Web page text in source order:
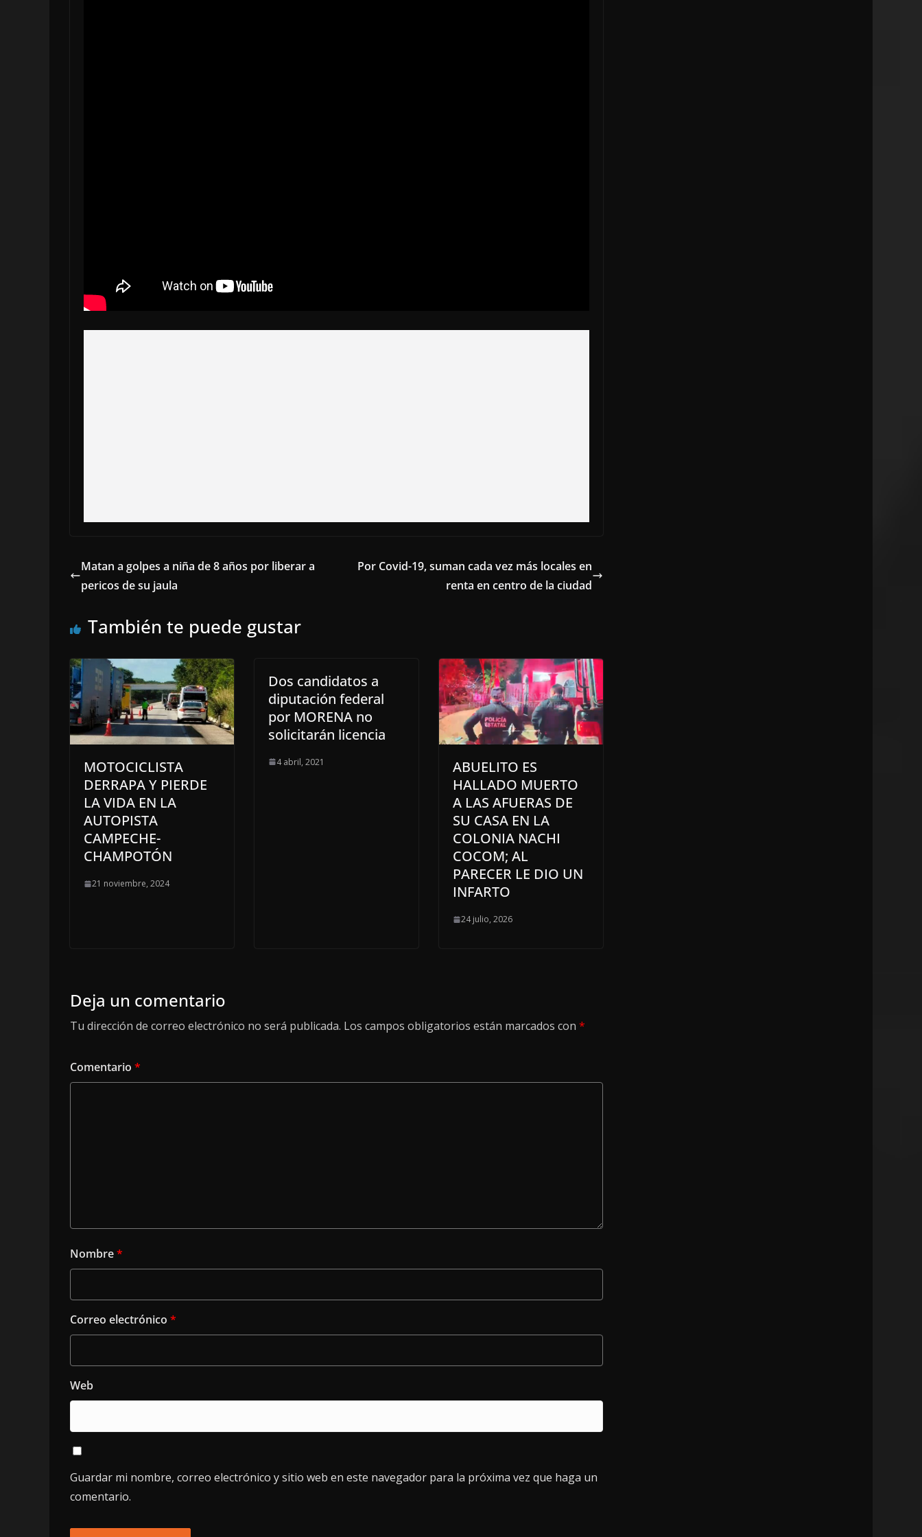
Matan a golpes a niña de 8 años por liberar a
pericos de su jaula
Por Covid-19, suman cada vez más locales en
renta en centro de la ciudad
También te puede gustar
MOTOCICLISTA
DERRAPA Y PIERDE
LA VIDA EN LA
AUTOPISTA
CAMPECHE-
CHAMPOTÓN
21 noviembre, 2024
Dos candidatos a
diputación federal
por MORENA no
solicitarán licencia
4 abril, 2021
ABUELITO ES
HALLADO MUERTO
A LAS AFUERAS DE
SU CASA EN LA
COLONIA NACHI
COCOM; AL
PARECER LE DIO UN
INFARTO
24 julio, 2026
Deja un comentario
Tu dirección de correo electrónico no será publicada. Los campos obligatorios están marcados con *
Comentario *
Nombre*
Correo electrónico *
Web
Guardar mi nombre, correo electrónico y sitio web en este navegador para la próxima vez que haga un
comentario.